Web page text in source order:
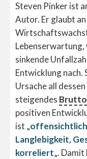
Steven Pinker ist
Autor. Er glaubt
sinkende
Entwicklung nach.
Ursache all
steigendes
positiven
ist „
Langlebigkeit,
korreliert„.